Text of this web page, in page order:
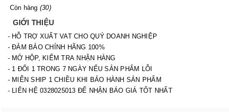
Còn hàng (30)
GIỚI THIỆU
- HỖ TRỢ XUẤT VAT CHO QUÝ DOANH NGHIỆP
- ĐẢM BẢO CHÍNH HÃNG 100%
- MỞ HỘP, KIỂM TRA NHẬN HÀNG
- 1 ĐỔI 1 TRONG 7 NGÀY NẾU SẢN PHẨM LỖI
- MIỄN SHIP 1 CHIỀU KHI BẢO HÀNH SẢN PHẨM
- LIÊN HỆ 0328025013 ĐỂ NHẬN BÁO GIÁ TỐT NHẤT